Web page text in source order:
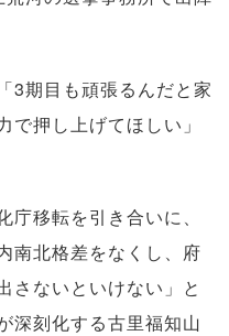
3期目も頑張るんだと家
押し上げてほしい」
移転を引き合いに、
南北格差をなくし、府
さないといけない」と
深刻化する古里福知山